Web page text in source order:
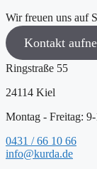
Wir freuen uns auf
Kontakt
Ringstraße 55
24114 Kiel
Montag - Freitag:
0431 / 66 10 66
info@kurda.de